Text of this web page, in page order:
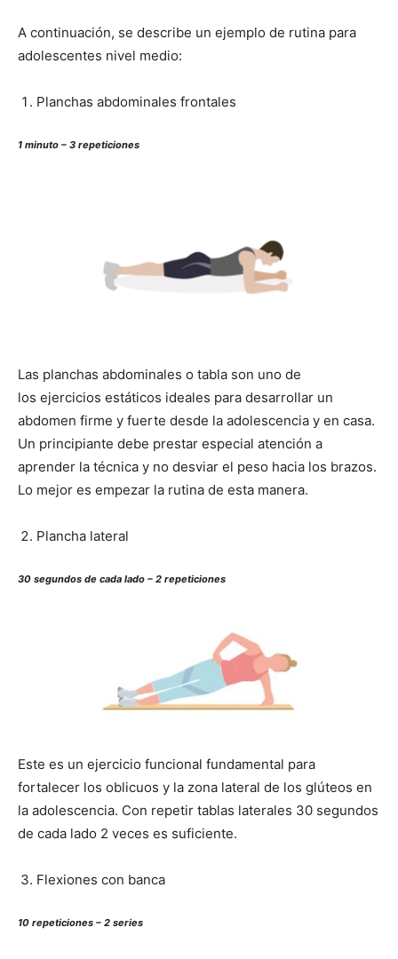
A continuación, se describe un ejemplo de rutina para
adolescentes nivel medio:
Planchas abdominales frontales
1 minuto – 3 repeticiones
Las planchas abdominales o tabla son uno de
los ejercicios estáticos ideales para desarrollar un
abdomen firme y fuerte desde la adolescencia y en casa.
Un principiante debe prestar especial atención a
aprender la técnica y no desviar el peso hacia los brazos.
Lo mejor es empezar la rutina de esta manera.
Plancha lateral
30 segundos de cada lado – 2 repeticiones
Este es un ejercicio funcional fundamental para
fortalecer los oblicuos y la zona lateral de los glúteos en
la adolescencia. Con repetir tablas laterales 30 segundos
de cada lado 2 veces es suficiente.
Flexiones con banca
10 repeticiones – 2 series